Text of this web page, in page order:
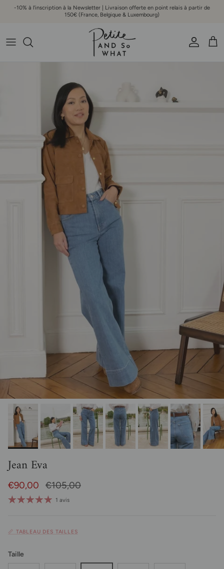
Aller au contenu
-10% à l'inscription à la Newsletter | Livraison offerte en point relais à partir de
150€ (France, Belgique & Luxembourg)
Compte
Jean Eva
Prix soldé
€90,00 Prix habituel
€105,00
1 avis
📏 TABLEAU DES TAILLES
Taille